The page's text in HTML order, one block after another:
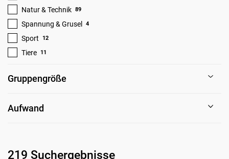
Natur & Technik 89
Spannung & Grusel 4
Sport 12
Tiere 11
Gruppengröße
Aufwand
219 Suchergebnisse